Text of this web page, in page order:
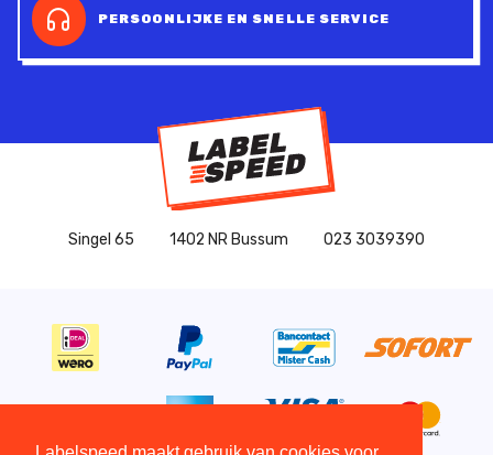
PERSOONLIJKE EN SNELLE SERVICE
Singel 65 1402 NR Bussum 023 3039390